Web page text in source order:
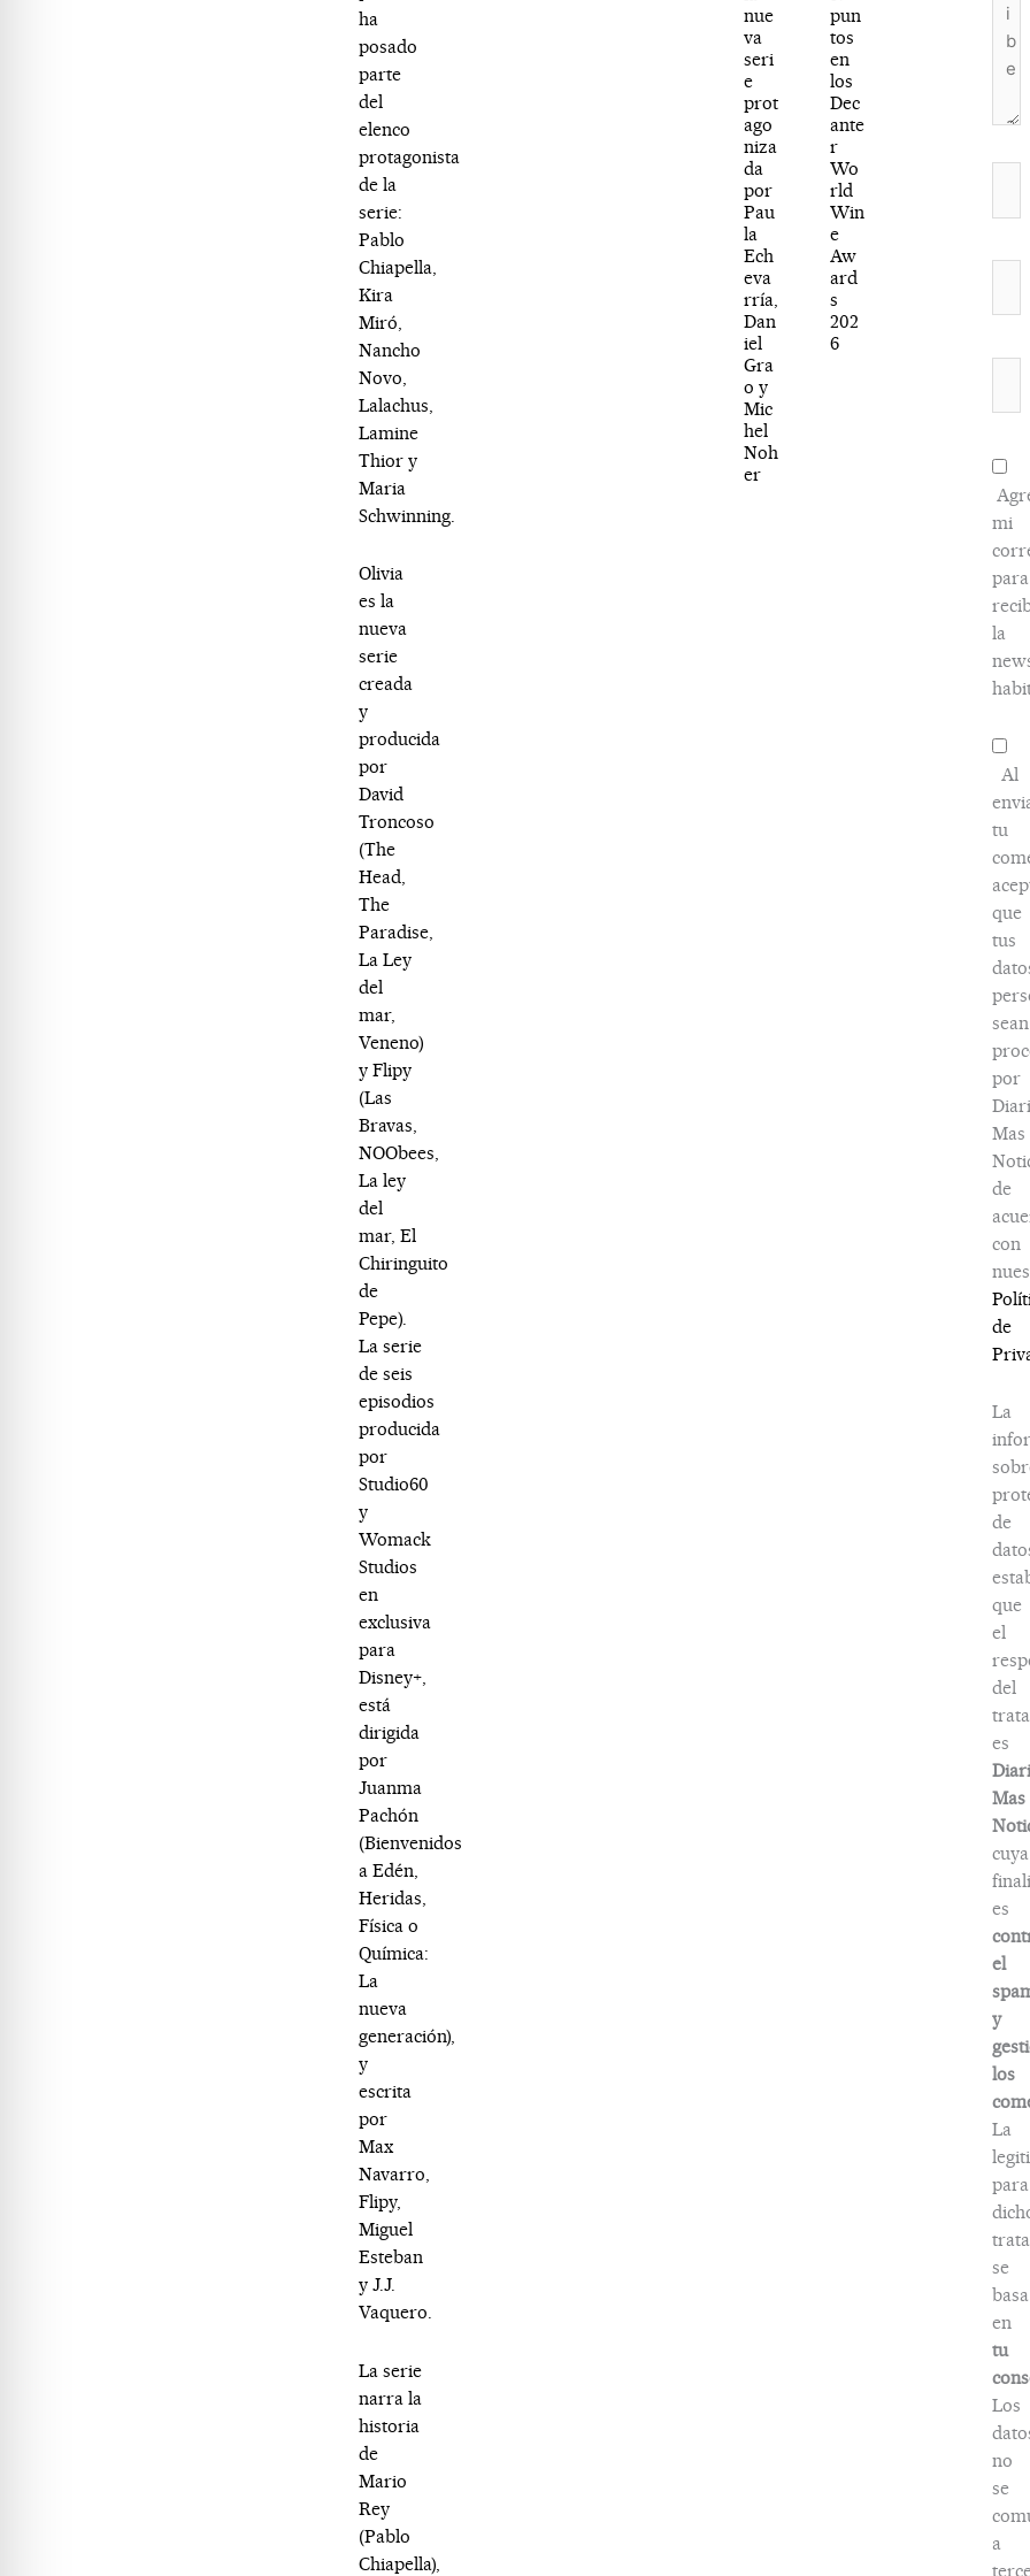
ha
posado
parte
del
elenco
protagonista
de la
serie:
Pablo
Chiapella,
Kira
Miró,
Nancho
Novo,
Lalachus,
Lamine
Thior y
Maria
Schwinning.
Olivia
es la
nueva
serie
creada
y
producida
por
David
Troncoso
(The
Head,
The
Paradise,
La Ley
del
mar,
Veneno)
y Flipy
(Las
Bravas,
NOObees,
La ley
del
mar, El
Chiringuito
de
Pepe).
La serie
de seis
episodios
producida
por
Studio60
y
Womack
Studios
en
exclusiva
para
Disney+,
está
dirigida
por
Juanma
Pachón
(Bienvenidos
a Edén,
Heridas,
Física o
Química:
La
nueva
generación),
y
escrita
por
Max
Navarro,
Flipy,
Miguel
Esteban
y J.J.
Vaquero.
La serie
narra la
historia
de
Mario
Rey
(Pablo
Chiapella),
nue
va
seri
e
prot
ago
niza
da
por
Pau
la
Ech
eva
rría,
Dan
iel
Gra
o y
Mic
hel
Noh
er
pun
tos
en
los
Dec
ante
r
Wo
rld
Win
e
Aw
ard
s
202
6
mi
para
la
Al
tu
que
tus
sean
por
Mas
de
con
de
La
de
que
el
del
es
Mas
cuya
es
el
y
los
La
para
se
basa
en
tu
Los
no
se
a